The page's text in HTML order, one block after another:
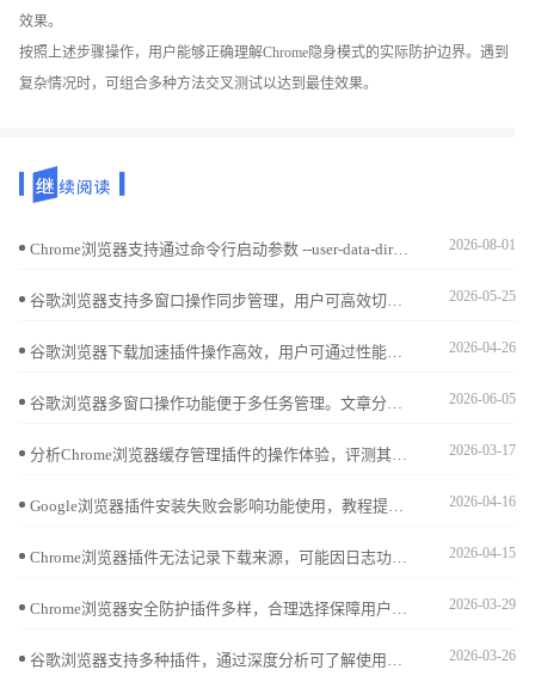
效果。
按照上述步骤操作，用户能够正确理解Chrome隐身模式的实际防护边界。遇到
复杂情况时，可组合多种方法交叉测试以达到最佳效果。
Chrome浏览器支持通过命令行启动参数 --user-data-dir 强制指定配置文件存放目录。此功能适用于将用户个人数据迁移至非系统分区，从而减轻C盘存储压力。 2026-08-01
2026-05-25
2026-04-26
2026-06-05
2026-03-17
2026-04-16
2026-04-15
2026-03-29
2026-03-26